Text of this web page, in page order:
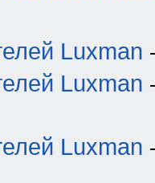
Luxman
Luxman
Luxman